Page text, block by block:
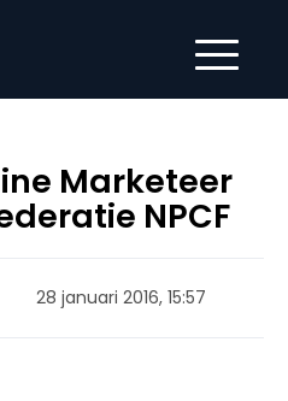
Marketeer
NPCF
28 januari 2016, 15:57